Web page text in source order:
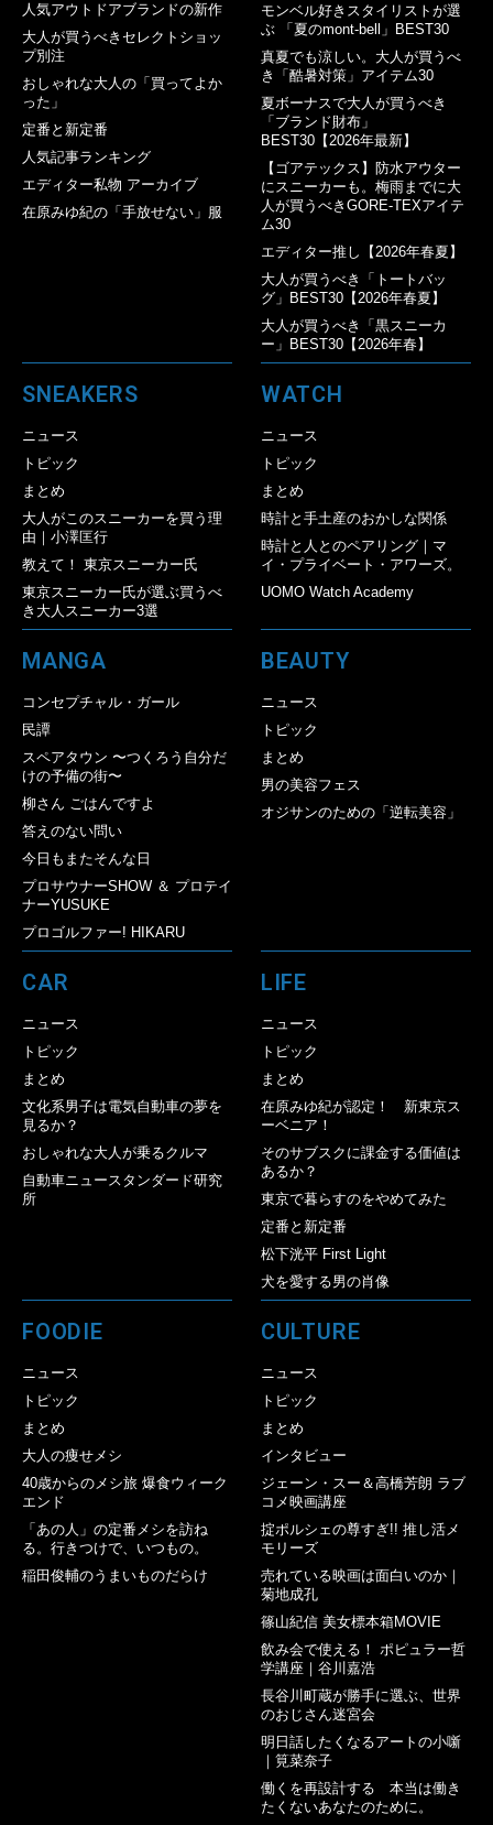
人気アウトドアブランドの新作
大人が買うべきセレクトショッ
プ別注
おしゃれな大人の「買ってよか
った」
定番と新定番
人気記事ランキング
エディター私物 アーカイブ
在原みゆ紀の「手放せない」服
モンベル好きスタイリストが選
ぶ 「夏のmont-bell」BEST30
真夏でも涼しい。大人が買うべ
き「酷暑対策」アイテム30
夏ボーナスで大人が買うべき
「ブランド財布」
BEST30【2026年最新】
【ゴアテックス】防水アウター
にスニーカーも。梅雨までに大
人が買うべきGORE-TEXアイテ
ム30
エディター推し【2026年春夏】
大人が買うべき「トートバッ
グ」BEST30【2026年春夏】
大人が買うべき「黒スニーカ
ー」BEST30【2026年春】
SNEAKERS
ニュース
トピック
まとめ
大人がこのスニーカーを買う理
由｜小澤匡行
教えて！ 東京スニーカー氏
東京スニーカー氏が選ぶ買うべ
き大人スニーカー3選
WATCH
ニュース
トピック
まとめ
時計と手土産のおかしな関係
時計と人とのペアリング｜マ
イ・プライベート・アワーズ。
UOMO Watch Academy
MANGA
コンセプチャル・ガール
民譚
スペアタウン 〜つくろう自分だ
けの予備の街〜
柳さん ごはんですよ
答えのない問い
今日もまたそんな日
プロサウナーSHOW ＆ プロテイ
ナーYUSUKE
プロゴルファー! HIKARU
BEAUTY
ニュース
トピック
まとめ
男の美容フェス
オジサンのための「逆転美容」
CAR
ニュース
トピック
まとめ
文化系男子は電気自動車の夢を
見るか？
おしゃれな大人が乗るクルマ
自動車ニュースタンダード研究
所
LIFE
ニュース
トピック
まとめ
在原みゆ紀が認定！ 新東京ス
ーベニア！
そのサブスクに課金する価値は
あるか？
東京で暮らすのをやめてみた
定番と新定番
松下洸平 First Light
犬を愛する男の肖像
FOODIE
ニュース
トピック
まとめ
大人の痩せメシ
40歳からのメシ旅 爆食ウィーク
エンド
「あの人」の定番メシを訪ね
る。行きつけで、いつもの。
稲田俊輔のうまいものだらけ
CULTURE
ニュース
トピック
まとめ
インタビュー
ジェーン・スー＆高橋芳朗 ラブ
コメ映画講座
掟ポルシェの尊すぎ!! 推し活メ
モリーズ
売れている映画は面白いのか｜
菊地成孔
篠山紀信 美女標本箱MOVIE
飲み会で使える！ ポピュラー哲
学講座｜谷川嘉浩
長谷川町蔵が勝手に選ぶ、世界
のおじさん迷宮会
明日話したくなるアートの小噺
｜筧菜奈子
働くを再設計する 本当は働き
たくないあなたのために。